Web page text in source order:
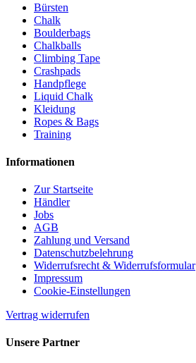
Bürsten
Chalk
Boulderbags
Chalkballs
Climbing Tape
Crashpads
Handpflege
Liquid Chalk
Kleidung
Ropes & Bags
Training
Informationen
Zur Startseite
Händler
Jobs
AGB
Zahlung und Versand
Datenschutzbelehrung
Widerrufsrecht & Widerrufsformular
Impressum
Cookie-Einstellungen
Vertrag widerrufen
Unsere Partner